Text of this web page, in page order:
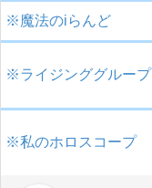
※魔法のiらんど
※ライジンググループ
※私のホロスコープ